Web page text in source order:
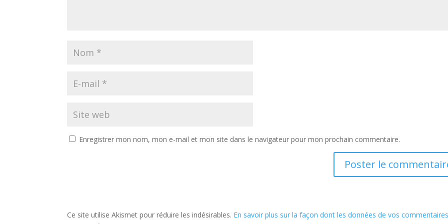
Enregistrer mon nom, mon e-mail et mon site dans le navigateur pour mon prochain commentaire.
Ce site utilise Akismet pour réduire les indésirables. En savoir plus sur la façon dont les données de vos